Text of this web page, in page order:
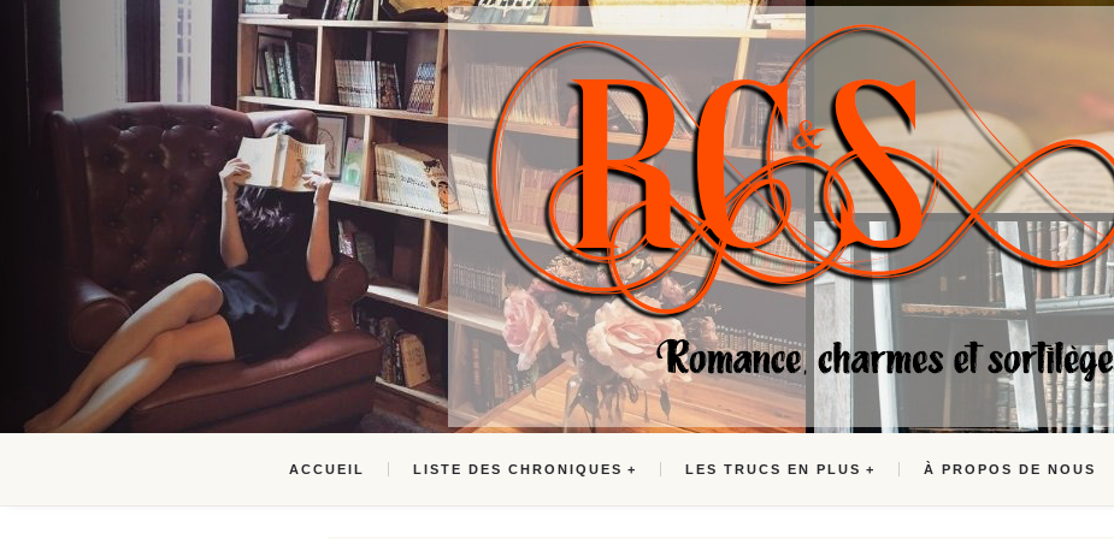
ACCUEIL LISTE DES CHRONIQUES LES TRUCS EN PLUS À PROPOS DE NOUS